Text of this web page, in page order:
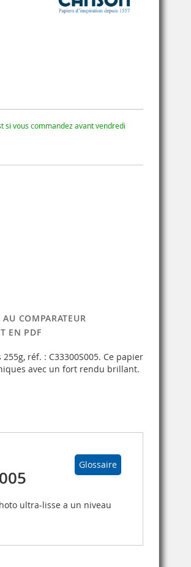
si vous commandez avant vendredi
AU COMPARATEUR
EN PDF
réf. : C33300S005. Ce papier
avec un fort rendu brillant.
Glossaire
ultra-lisse a un niveau